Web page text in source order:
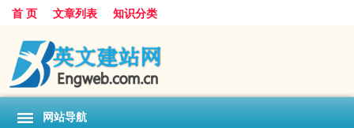
首 页 文章列表 知识分类
网站导航